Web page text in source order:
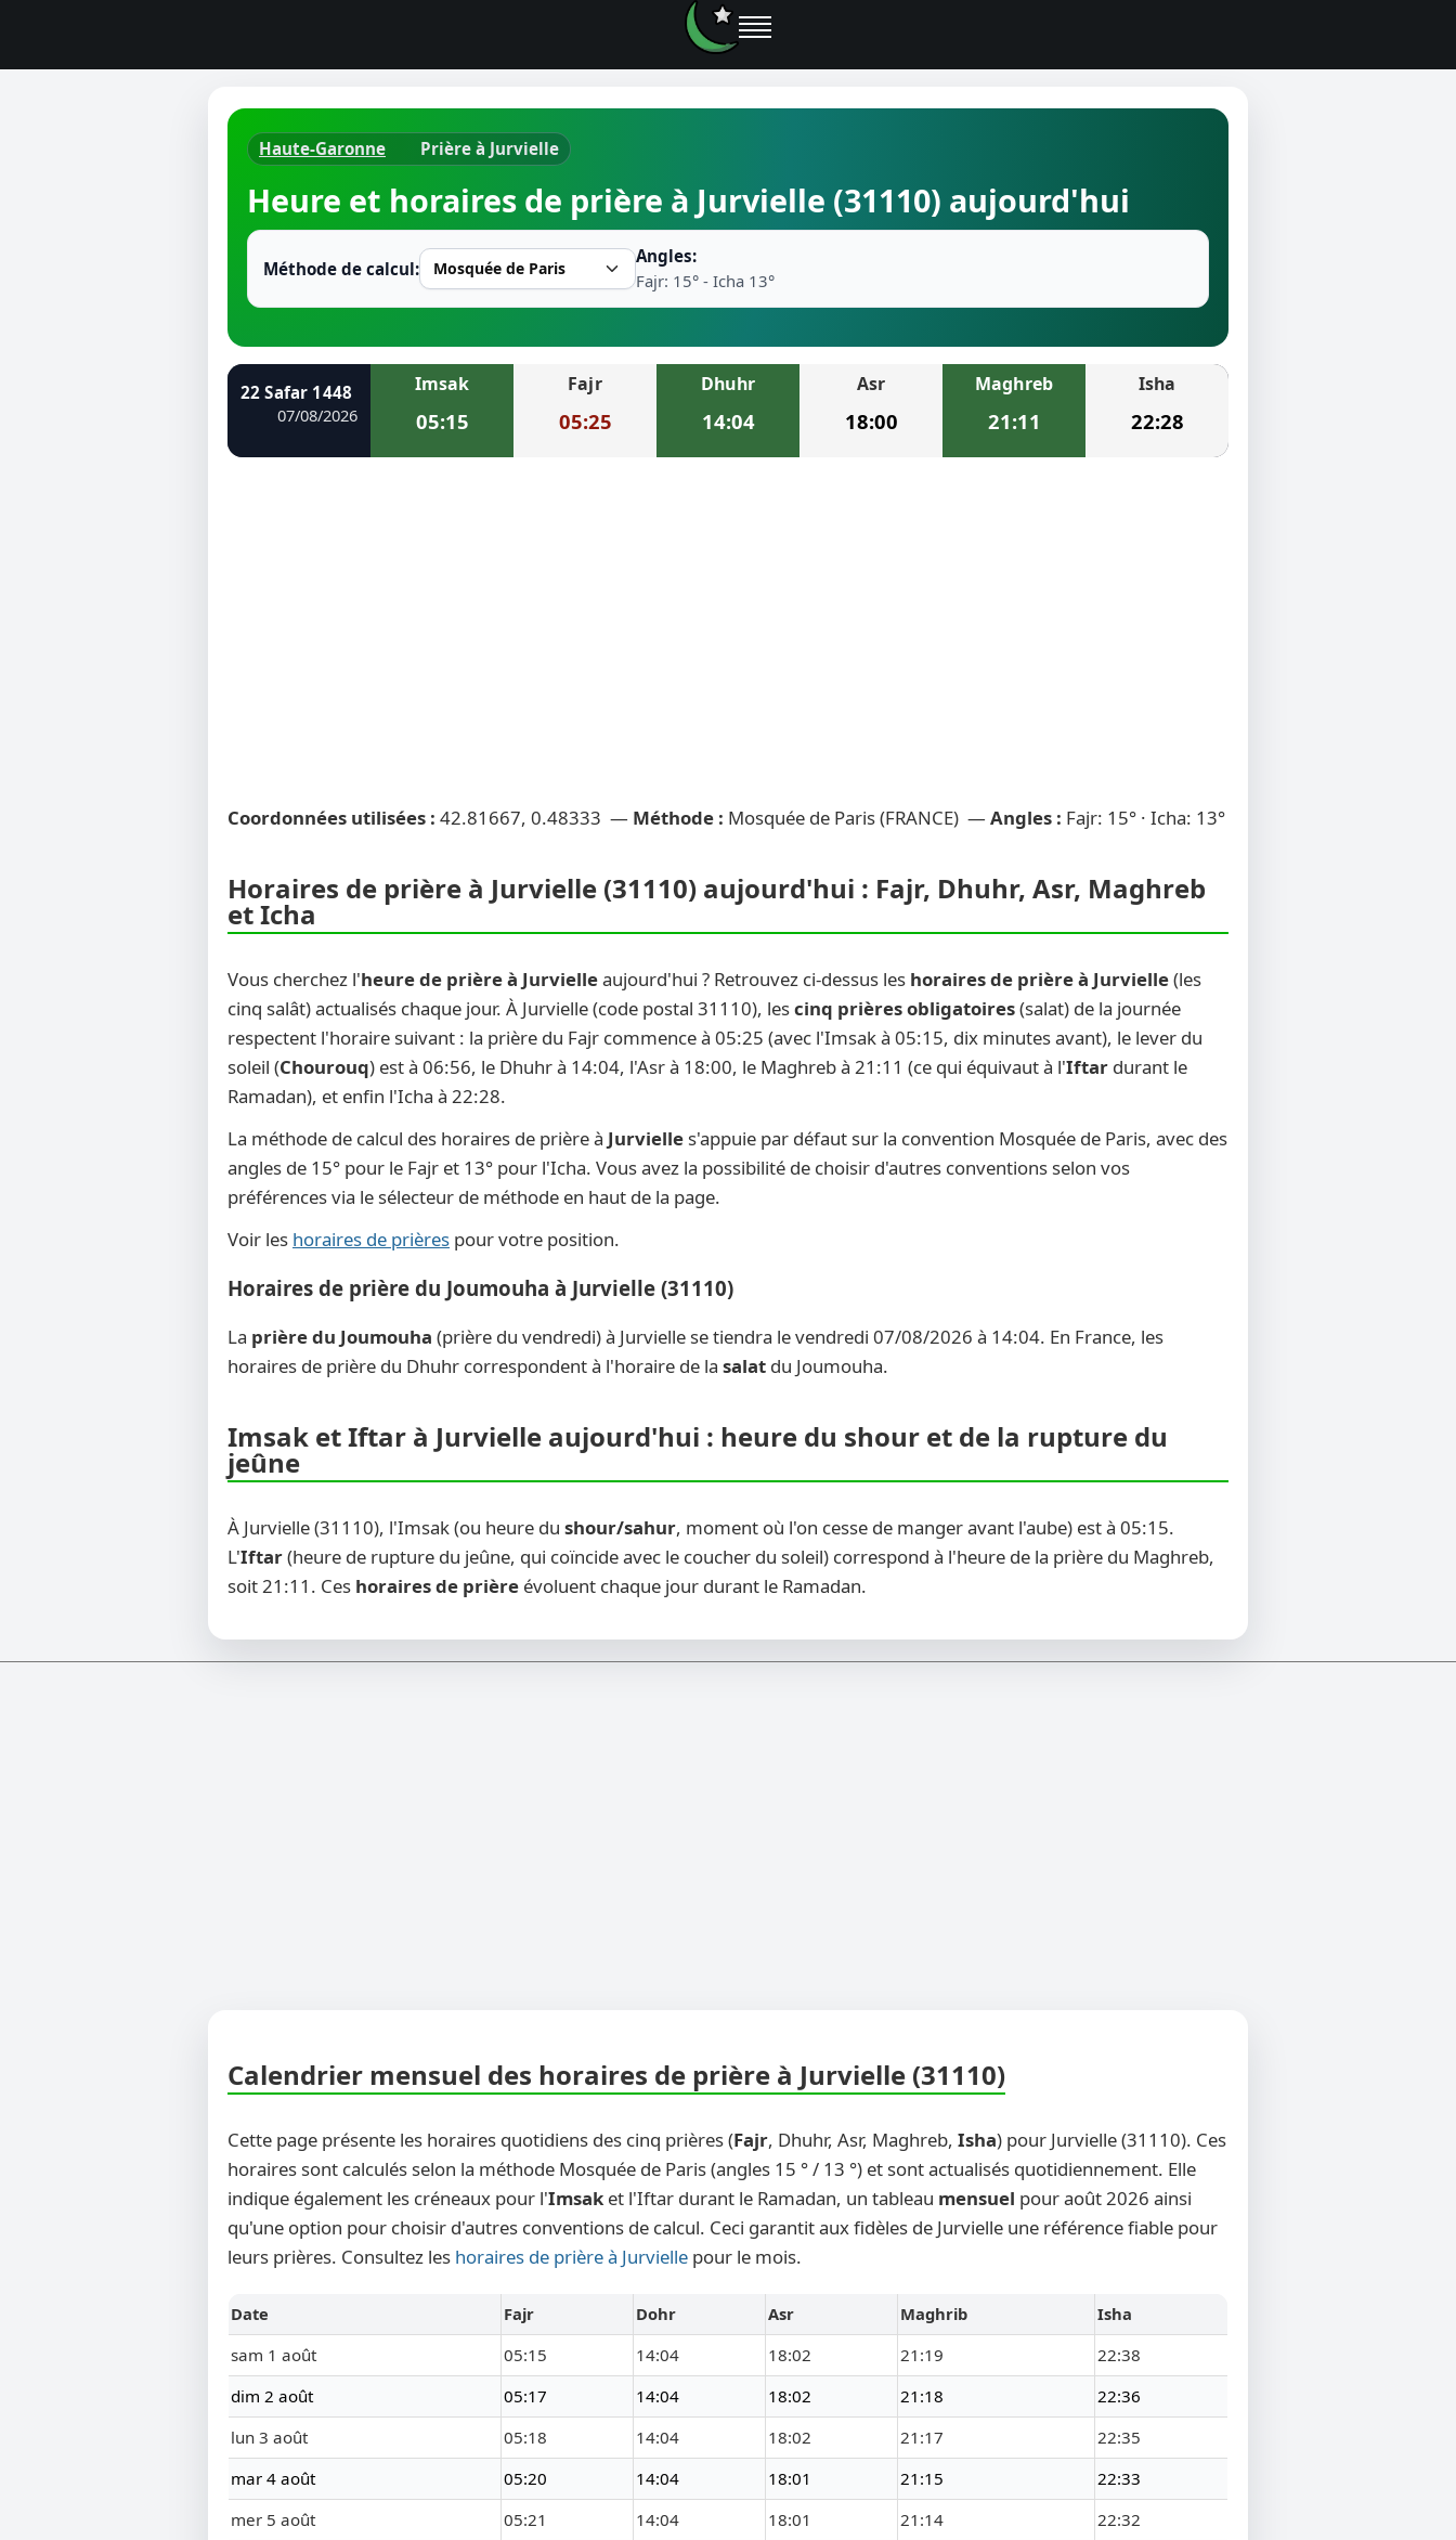
Horaires de prières
Heure de prière près de moi
Ramadan 2026
Calendrier musulman
Haute-Garonne Prière à Jurvielle
Heure et horaires de prière à Jurvielle (31110) aujourd'hui
Méthode de calcul:
Angles:
Fajr: 15° - Icha 13°
22 Safar 1448
07/08/2026
Imsak
05:15
Fajr
05:25
Dhuhr
14:04
Asr
18:00
Maghreb
21:11
Isha
22:28
Coordonnées utilisées : 42.81667, 0.48333 — Méthode : Mosquée de Paris (FRANCE) — Angles : Fajr: 15° · Icha: 13°
Horaires de prière à Jurvielle (31110) aujourd'hui : Fajr, Dhuhr, Asr, Maghreb
et Icha
Vous cherchez l'heure de prière à Jurvielleaujourd'hui ? Retrouvez ci-dessus les horaires de prière à Jurvielle(les
cinq salât) actualisés chaque jour. À Jurvielle (code postal 31110), lescinq prières obligatoires(salat) de la journée
respectent l'horaire suivant : la prière du Fajr commence à 05:25 (avec l'Imsak à 05:15, dix minutes avant), le lever du
soleil (Chourouq) est à 06:56, le Dhuhr à 14:04, l'Asr à 18:00, le Maghreb à 21:11 (ce qui équivaut à l'Iftar durant le
Ramadan), et enfin l'Icha à 22:28.
La méthode de calcul des horaires de prière à Jurvielle s'appuie par défaut sur la convention Mosquée de Paris, avec des
angles de 15° pour le Fajr et 13° pour l'Icha. Vous avez la possibilité de choisir d'autres conventions selon vos
préférences via le sélecteur de méthode en haut de la page.
Voir les horaires de prières pour votre position.
Horaires de prière du Joumouha à Jurvielle (31110)
La prière du Joumouha (prière du vendredi) à Jurvielle se tiendra le vendredi 07/08/2026 à 14:04. En France, les
horaires de prière du Dhuhr correspondent à l'horaire de la salat du Joumouha.
Imsak et Iftar à Jurvielle aujourd'hui : heure du shour et de la rupture du
jeûne
À Jurvielle (31110), l'Imsak (ou heure du shour/sahur, moment où l'on cesse de manger avant l'aube) est à 05:15.
L'Iftar(heure de rupture du jeûne, qui coïncide avec le coucher du soleil) correspond à l'heure de la prière du Maghreb,
soit 21:11. Ces horaires de prière évoluent chaque jour durant le Ramadan.
Calendrier mensuel des horaires de prière à Jurvielle (31110)
Cette page présente les horaires quotidiens des cinq prières (Fajr, Dhuhr, Asr, Maghreb, Isha) pour Jurvielle (31110). Ces
horaires sont calculés selon la méthode Mosquée de Paris (angles 15 ° / 13 °) et sont actualisés quotidiennement. Elle
indique également les créneaux pour l'Imsak et l'Iftar durant le Ramadan, un tableau mensuel pour août 2026 ainsi
qu'une option pour choisir d'autres conventions de calcul. Ceci garantit aux fidèles de Jurvielle une référence fiable pour
leurs prières. Consultez les horaires de prière à Jurvielle pour le mois.
Date Fajr Dohr Asr Maghrib
Isha
sam 1 août
05:15 14:04 18:02 21:19
22:38
dim 2 août
05:17 14:04 18:02 21:18
22:36
lun 3 août
05:18 14:04 18:02 21:17
22:35
mar 4 août
05:20 14:04 18:01 21:15
22:33
mer 5 août
05:21 14:04 18:01 21:14
22:32